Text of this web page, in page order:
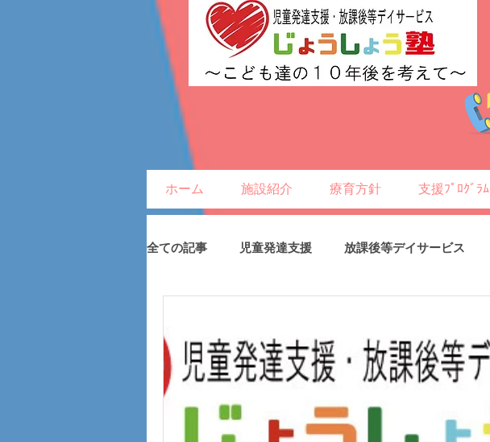
ホーム 施設紹介 療育方針 支援ﾌﾟﾛｸﾞﾗﾑ
全ての記事 児童発達支援 放課後等デイサービス